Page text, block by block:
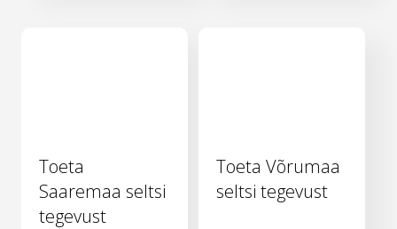
Toeta
Saaremaa seltsi
tegevust
Toeta Võrumaa
seltsi tegevust